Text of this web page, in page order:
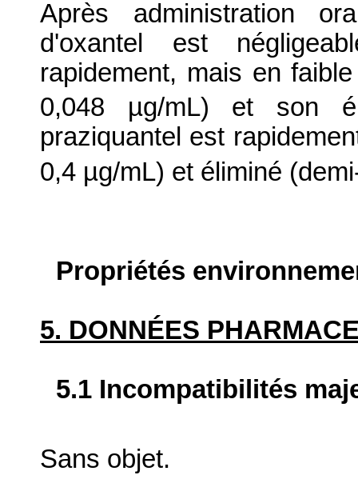
Après administration
d'oxantel est
rapidement, mais en
0,048 µg/mL) et son
praziquantel est
0,4 µg/mL) et éliminé
Propriétés
5. DONNÉES
5.1 Incompatibilités
Sans objet.